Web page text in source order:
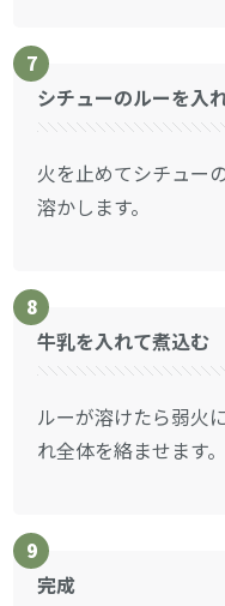
7
シチューのルーを入
火を止めてシチュー
溶かします。
8
牛乳を入れて煮込む
ルーが溶けたら弱火
れ全体を絡ませます。
9
完成